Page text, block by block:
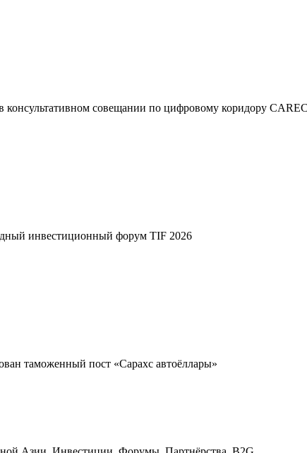
консультативном совещании по цифровому коридору CAREC
инвестиционный форум TIF 2026
таможенный пост «Сарахс автоёллары»